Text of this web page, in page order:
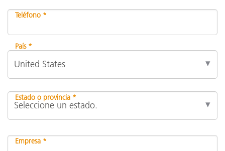
Teléfono *
País *
Estado o provincia *
Empresa *